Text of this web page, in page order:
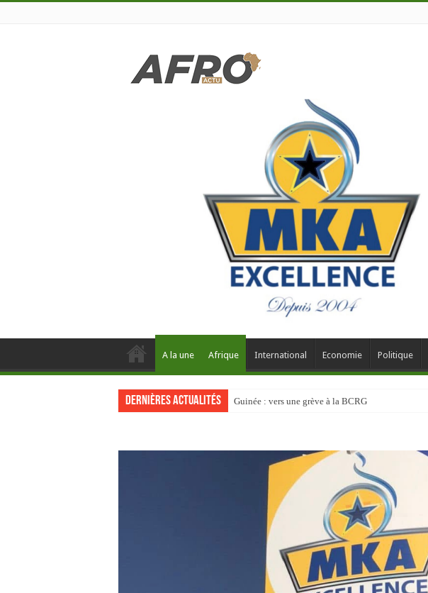
A la une Afrique International Economie Politique
Dernières actualités Guinée : vers une grève à la BCRG